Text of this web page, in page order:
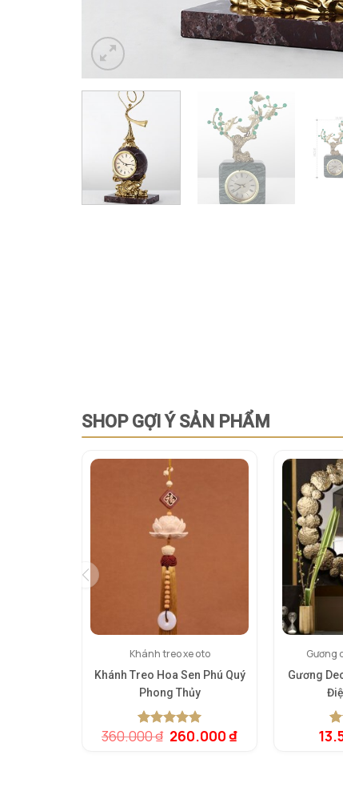
SHOP GỢI Ý SẢN PHẨM
Khánh treo xe oto
Khánh Treo Hoa Sen Phú Quý
Phong Thủy
5.00trên 5
1
360.000₫ Giá
260.000₫Giá
Gương
Gương
1